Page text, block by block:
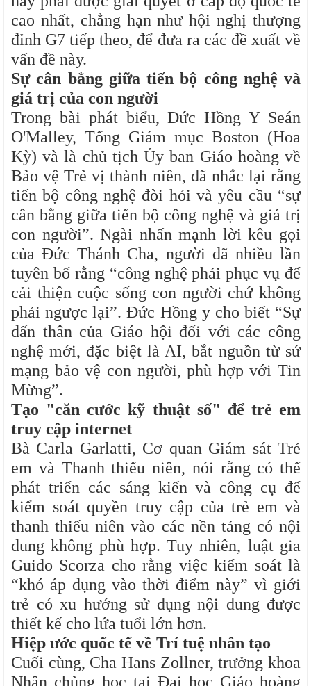
cao nhất, chẳng hạn như hội nghị thượng
đỉnh G7 tiếp theo, để đưa ra các đề xuất về
vấn đề này.
Sự cân bằng giữa tiến bộ công nghệ và
giá trị của con người
Trong bài phát biểu, Đức Hồng Y Seán
O'Malley, Tổng Giám mục Boston (Hoa
Kỳ) và là chủ tịch Ủy ban Giáo hoàng về
Bảo vệ Trẻ vị thành niên, đã nhắc lại rằng
tiến bộ công nghệ đòi hỏi và yêu cầu “sự
cân bằng giữa tiến bộ công nghệ và giá trị
con người”. Ngài nhấn mạnh lời kêu gọi
của Đức Thánh Cha, người đã nhiều lần
tuyên bố rằng “công nghệ phải phục vụ để
cải thiện cuộc sống con người chứ không
phải ngược lại”. Đức Hồng y cho biết “Sự
dấn thân của Giáo hội đối với các công
nghệ mới, đặc biệt là AI, bắt nguồn từ sứ
mạng bảo vệ con người, phù hợp với Tin
Mừng”.
Tạo "căn cước kỹ thuật số" để trẻ em
truy cập internet
Bà Carla Garlatti, Cơ quan Giám sát Trẻ
em và Thanh thiếu niên, nói rằng có thể
phát triển các sáng kiến và công cụ để
kiểm soát quyền truy cập của trẻ em và
thanh thiếu niên vào các nền tảng có nội
dung không phù hợp. Tuy nhiên, luật gia
Guido Scorza cho rằng việc kiểm soát là
“khó áp dụng vào thời điểm này” vì giới
trẻ có xu hướng sử dụng nội dung được
thiết kế cho lứa tuổi lớn hơn.
Hiệp ước quốc tế về Trí tuệ nhân tạo
Cuối cùng, Cha Hans Zollner, trưởng khoa
Nhân chủng học tại Đại học Giáo hoàng